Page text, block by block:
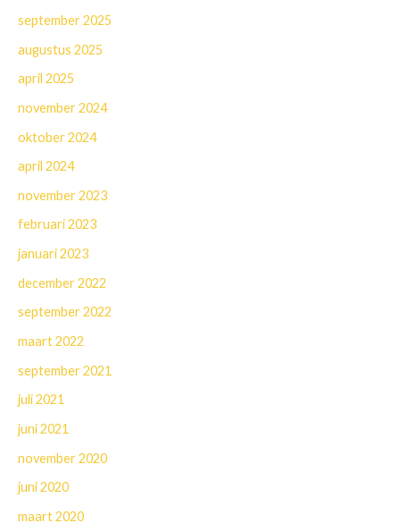
september 2025
augustus 2025
april 2025
november 2024
oktober 2024
april 2024
november 2023
februari 2023
januari 2023
december 2022
september 2022
maart 2022
september 2021
juli 2021
juni 2021
november 2020
juni 2020
maart 2020